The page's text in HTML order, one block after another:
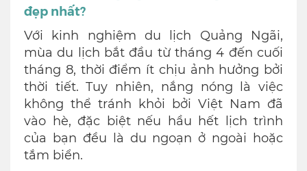
đẹp nhất?
Với kinh nghiệm du lịch Quảng Ngãi,
mùa du lịch bắt đầu từ tháng 4 đến cuối
tháng 8, thời điểm ít chịu ảnh hưởng bởi
thời tiết. Tuy nhiên, nắng nóng là việc
không thể tránh khỏi bởi Việt Nam đã
vào hè, đặc biệt nếu hầu hết lịch trình
của bạn đều là du ngoạn ở ngoài hoặc
tắm biển.